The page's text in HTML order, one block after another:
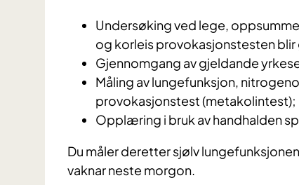
Undersøking ved lege,
og korleis provokasjonstesten blir
Gjennomgang av gjeldande
Måling av lungefunksjon,
provokasjonstest
Opplæring i bruk av handhalden
Du måler deretter sjølv
vaknar neste morgon.